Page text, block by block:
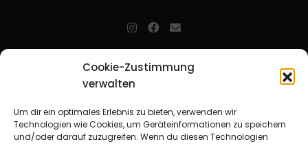
Cookie-Zustimmung
verwalten
Um dir ein optimales Erlebnis zu bieten, verwenden wir
Technologien wie Cookies, um Geräteinformationen zu speichern
und/oder darauf zuzugreifen. Wenn du diesen Technologien
Mitarbeitende in der christlichen Kinder-, Jugend- und jungen
Erwachsenenarbeit. Aufjofindet man unkompliziert und schnell
Beziehungsarbeit.
Beteiligte Verbände